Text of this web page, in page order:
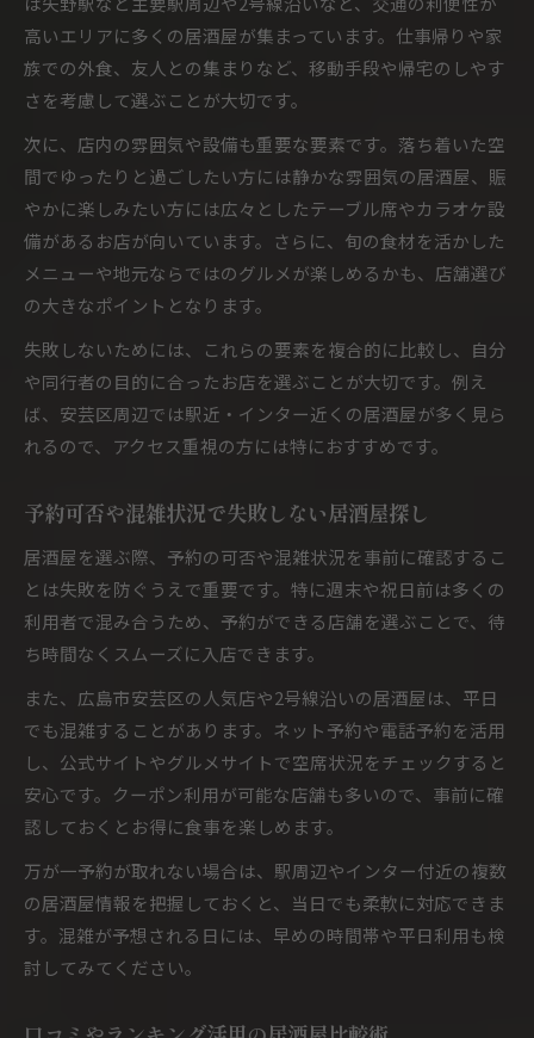
高いエリアに多くの居酒屋が集まっています。仕事帰りや家
族での外食、友人との集まりなど、移動手段や帰宅のしやす
さを考慮して選ぶことが大切です。
次に、店内の雰囲気や設備も重要な要素です。落ち着いた空
間でゆったりと過ごしたい方には静かな雰囲気の居酒屋、賑
やかに楽しみたい方には広々としたテーブル席やカラオケ設
備があるお店が向いています。さらに、旬の食材を活かした
メニューや地元ならではのグルメが楽しめるかも、店舗選び
の大きなポイントとなります。
失敗しないためには、これらの要素を複合的に比較し、自分
や同行者の目的に合ったお店を選ぶことが大切です。例え
ば、安芸区周辺では駅近・インター近くの居酒屋が多く見ら
れるので、アクセス重視の方には特におすすめです。
予約可否や混雑状況で失敗しない居酒屋探し
居酒屋を選ぶ際、予約の可否や混雑状況を事前に確認するこ
とは失敗を防ぐうえで重要です。特に週末や祝日前は多くの
利用者で混み合うため、予約ができる店舗を選ぶことで、待
ち時間なくスムーズに入店できます。
また、広島市安芸区の人気店や2号線沿いの居酒屋は、平日
でも混雑することがあります。ネット予約や電話予約を活用
し、公式サイトやグルメサイトで空席状況をチェックすると
安心です。クーポン利用が可能な店舗も多いので、事前に確
認しておくとお得に食事を楽しめます。
万が一予約が取れない場合は、駅周辺やインター付近の複数
の居酒屋情報を把握しておくと、当日でも柔軟に対応できま
す。混雑が予想される日には、早めの時間帯や平日利用も検
討してみてください。